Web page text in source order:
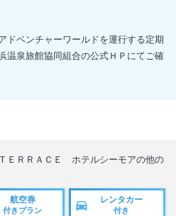
ドベンチャーワールドを運行する定期
温泉旅館協同組合の公式ＨＰにてご確
ＲＲＡＣＥ ホテルシーモアの他の
航空券
付きプラン
レンタカー
付き